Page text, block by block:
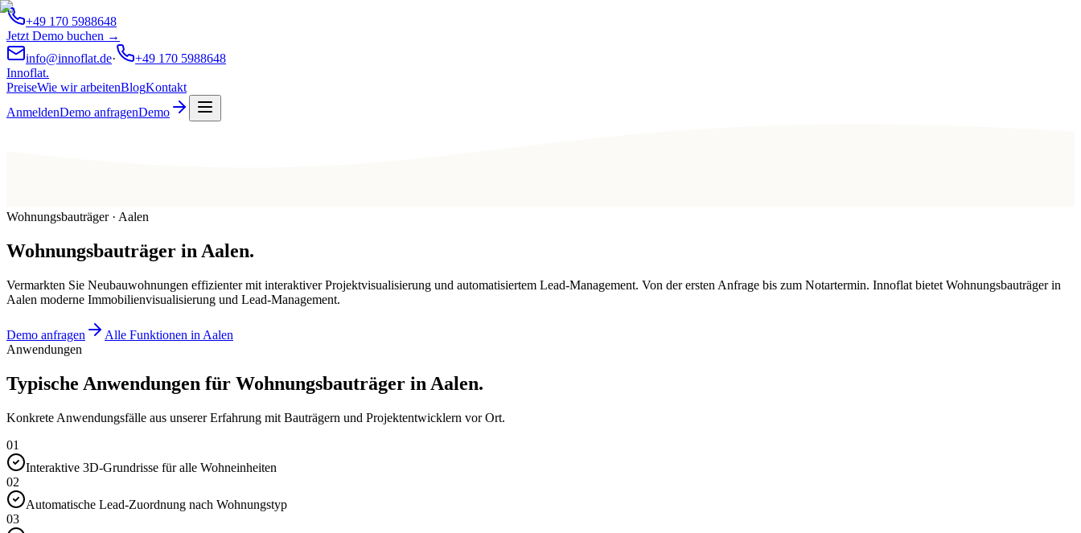
+49 170 5988648
Jetzt Demo buchen →
info@innoflat.de·
+49 170 5988648
Innoflat.
PreiseWie wir arbeitenBlogKontakt
AnmeldenDemo anfragenDemo
Wohnungsbauträger · Aalen
Wohnungsbauträger in Aalen.
Vermarkten Sie Neubauwohnungen effizienter mit interaktiver Projektvisualisierung und automatisiertem Lead-Management. Von der ersten Anfrage bis zum Notartermin. Innoflat bietet Wohnungsbauträger in
Aalen moderne Immobilienvisualisierung und Lead-Management.
Demo anfragen
Alle Funktionen in Aalen
Anwendungen
Typische Anwendungen für Wohnungsbauträger in Aalen.
Konkrete Anwendungsfälle aus unserer Erfahrung mit Bauträgern und Projektentwicklern vor Ort.
01
Interaktive 3D-Grundrisse für alle Wohneinheiten
02
Automatische Lead-Zuordnung nach Wohnungstyp
03